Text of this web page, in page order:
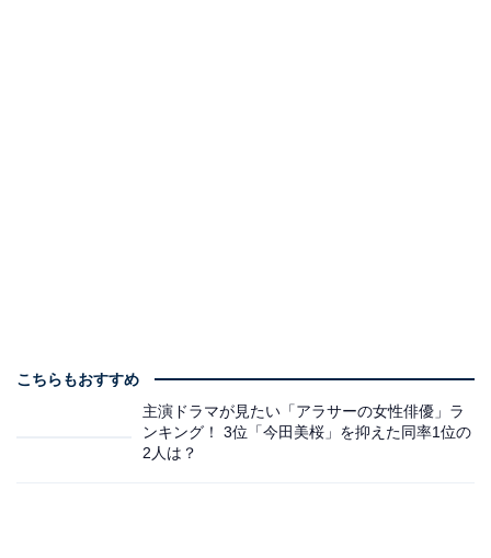
こちらもおすすめ
主演ドラマが見たい「アラサーの女性俳優」ラ
ンキング！ 3位「今田美桜」を抑えた同率1位の
2人は？